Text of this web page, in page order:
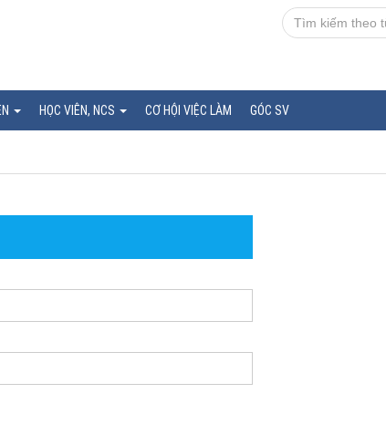
HỌC VIÊN, NCS CƠ HỘI VIỆC LÀM GÓC SV